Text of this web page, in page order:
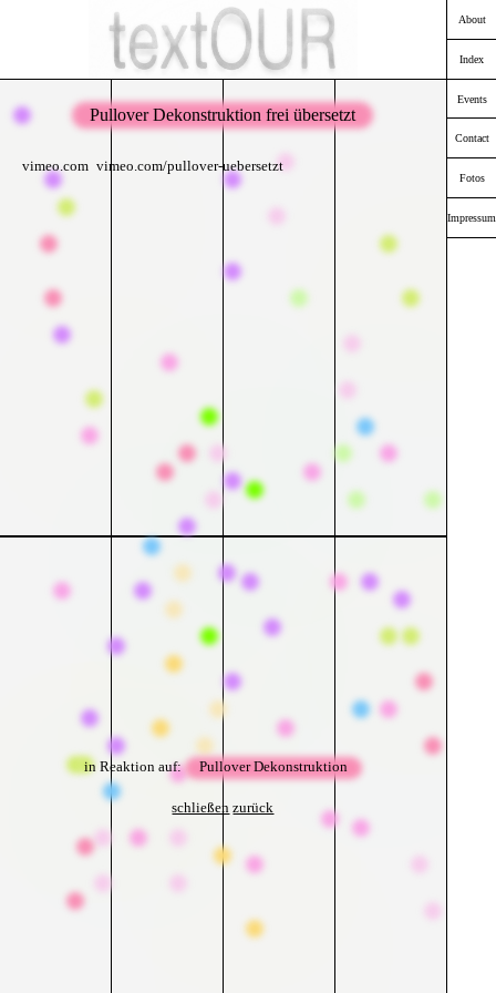
Pullover Dekonstruktion frei übersetzt
vimeo.com vimeo.com/pullover-uebersetzt
in Reaktion auf: Pullover Dekonstruktion
schließen zurück
About
Index
Events
Contact
Fotos
Impressum